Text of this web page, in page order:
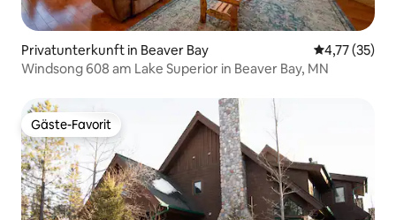
Privatunterkunft in Beaver Bay
4,77 (35)
Windsong 608 am Lake Superior in Beaver Bay, MN
Gäste-Favorit
Gäste-Favorit